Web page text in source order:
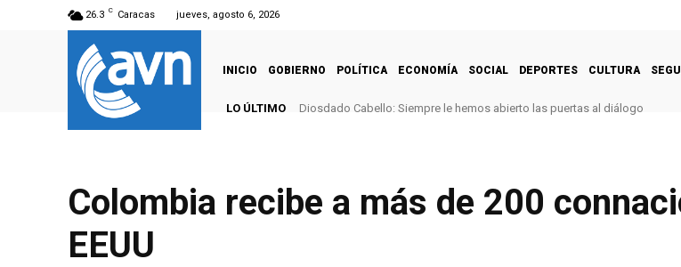
26.3 C Caracas jueves, agosto 6, 2026
INICIO GOBIERNO POLÍTICA ECONOMÍA SOCIAL DEPORTES CULTURA
LO ÚLTIMO Diosdado Cabello: Siempre le hemos abierto las puertas al diálogo
Colombia recibe a más de 200
EEUU